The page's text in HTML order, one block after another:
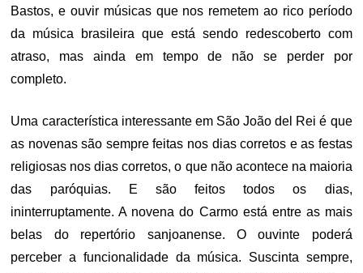
Bastos, e ouvir músicas que nos remetem ao rico período
da música brasileira que está sendo redescoberto com
atraso, mas ainda em tempo de não se perder por
completo.
Uma característica interessante em São João del Rei é que
as novenas são sempre feitas nos dias corretos e as festas
religiosas nos dias corretos, o que não acontece na maioria
das paróquias. E são feitos todos os dias,
ininterruptamente. A novena do Carmo está entre as mais
belas do repertório sanjoanense. O ouvinte poderá
perceber a funcionalidade da música. Suscinta sempre,